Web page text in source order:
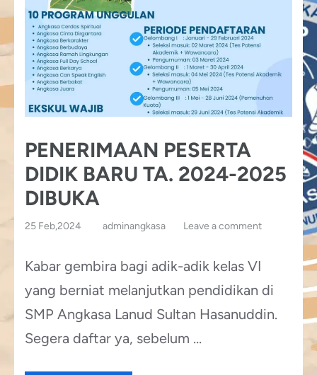
PENERIMAAN PESERTA
DIDIK BARU TA. 2024-2025
DIBUKA
25 Feb,2024 adminangkasa Leave a comment
Kabar gembira bagi adik-adik kelas VI
yang berniat melanjutkan pendidikan di
SMP Angkasa Lanud Sultan Hasanuddin.
Segera daftar ya, sebelum …